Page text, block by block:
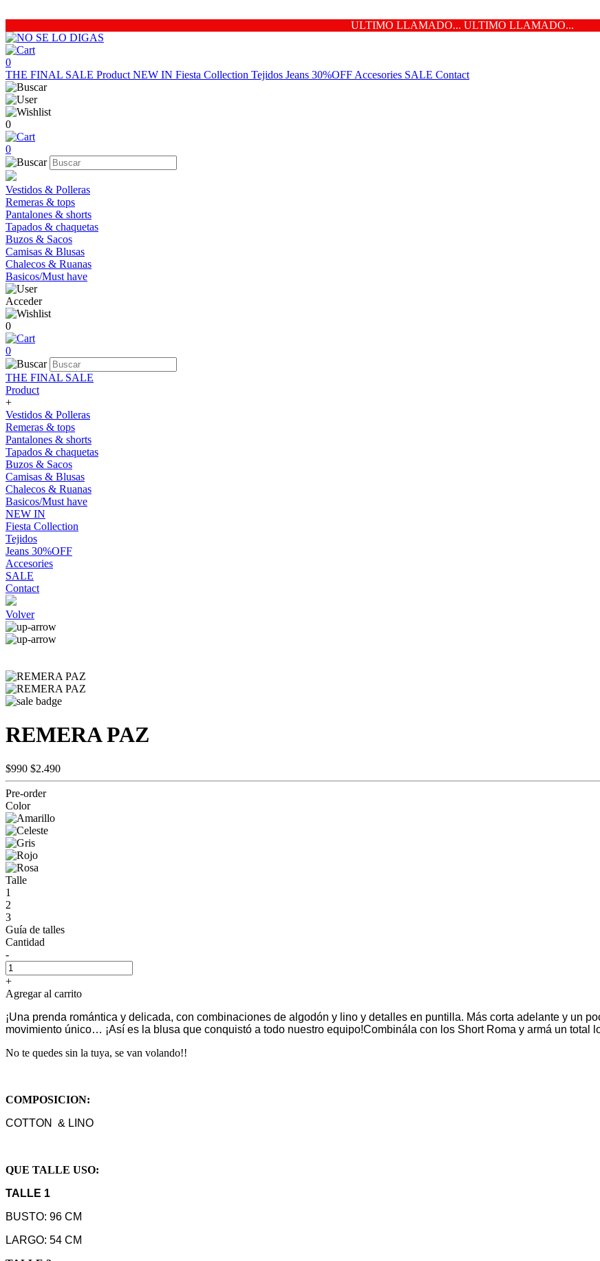
ULTIMO LLAMADO... ULTIMO LLAMADO...
0
THE FINAL SALE Product NEW IN Fiesta Collection Tejidos Jeans 30%OFF Accesories SALE Contact
0
0
Vestidos & Polleras
Remeras & tops
Pantalones & shorts
Tapados & chaquetas
Buzos & Sacos
Camisas & Blusas
Chalecos & Ruanas
Basicos/Must have
Acceder
0
0
THE FINAL SALE
Product
+
Vestidos & Polleras
Remeras & tops
Pantalones & shorts
Tapados & chaquetas
Buzos & Sacos
Camisas & Blusas
Chalecos & Ruanas
Basicos/Must have
NEW IN
Fiesta Collection
Tejidos
Jeans 30%OFF
Accesories
SALE
Contact
Volver
REMERA PAZ
$990 $2.490
Pre-order
Color
Talle
1
2
3
Guía de talles
Cantidad
-
+
Agregar al carrito
¡Una prenda romántica y delicada, con combinaciones de algodón y lino y detalles en puntilla. Más corta adelante y un
movimiento único… ¡Así es la blusa que conquistó a todo nuestro equipo!Combinála con los Short Roma y armá un total
No te quedes sin la tuya, se van volando!!
COMPOSICION:
COTTON & LINO
QUE TALLE USO:
TALLE 1
BUSTO: 96 CM
LARGO: 54 CM